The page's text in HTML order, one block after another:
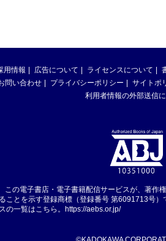
用情報 広告について ライセンスについて
問い合わせ プライバシーポリシー サイトポ
利用者情報の外部送信
この電子書店・電子書籍配信サービスが、著作
ことを示す登録商標（登録番号 第6091713号
の一覧はこちら。 https://aebs.or.jp/